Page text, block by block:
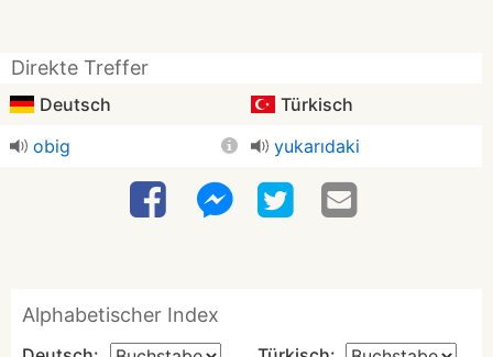
Direkte Treffer
Deutsch
Türkisch
obig
yukarıdaki
Alphabetischer Index